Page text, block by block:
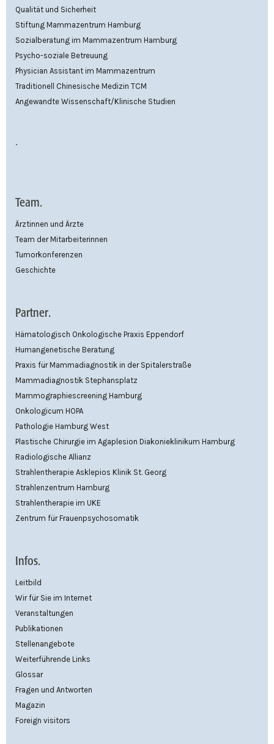
Qualität und Sicherheit
Stiftung Mammazentrum Hamburg
Sozialberatung im Mammazentrum Hamburg
Psycho-soziale Betreuung
Physician Assistant im Mammazentrum
Traditionell Chinesische Medizin TCM
Angewandte Wissenschaft/Klinische Studien
.
Team.
Ärztinnen und Ärzte
Team der Mitarbeiterinnen
Tumorkonferenzen
Geschichte
Partner.
Hämatologisch Onkologische Praxis Eppendorf
Humangenetische Beratung
Praxis für Mammadiagnostik in der Spitalerstraße
Mammadiagnostik Stephansplatz
Mammographiescreening Hamburg
Onkologicum HOPA
Pathologie Hamburg West
Plastische Chirurgie im Agaplesion Diakonieklinikum Hamburg
Radiologische Allianz
Strahlentherapie Asklepios Klinik St. Georg
Strahlenzentrum Hamburg
Strahlentherapie im UKE
Zentrum für Frauenpsychosomatik
Infos.
Leitbild
Wir für Sie im Internet
Veranstaltungen
Publikationen
Stellenangebote
Weiterführende Links
Glossar
Fragen und Antworten
Magazin
Foreign visitors